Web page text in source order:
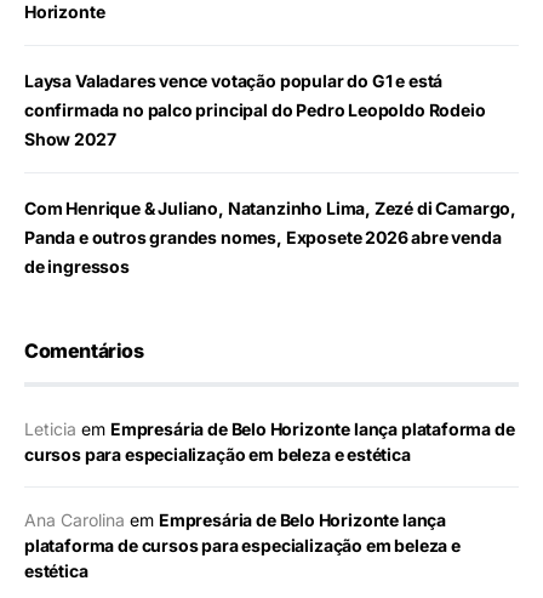
Horizonte
Laysa Valadares vence votação popular do G1 e está
confirmada no palco principal do Pedro Leopoldo Rodeio
Show 2027
Com Henrique & Juliano, Natanzinho Lima, Zezé di Camargo,
Panda e outros grandes nomes, Exposete 2026 abre venda
de ingressos
Comentários
Leticia em Empresária de Belo Horizonte lança plataforma de
cursos para especialização em beleza e estética
Ana Carolina em Empresária de Belo Horizonte lança
plataforma de cursos para especialização em beleza e
estética